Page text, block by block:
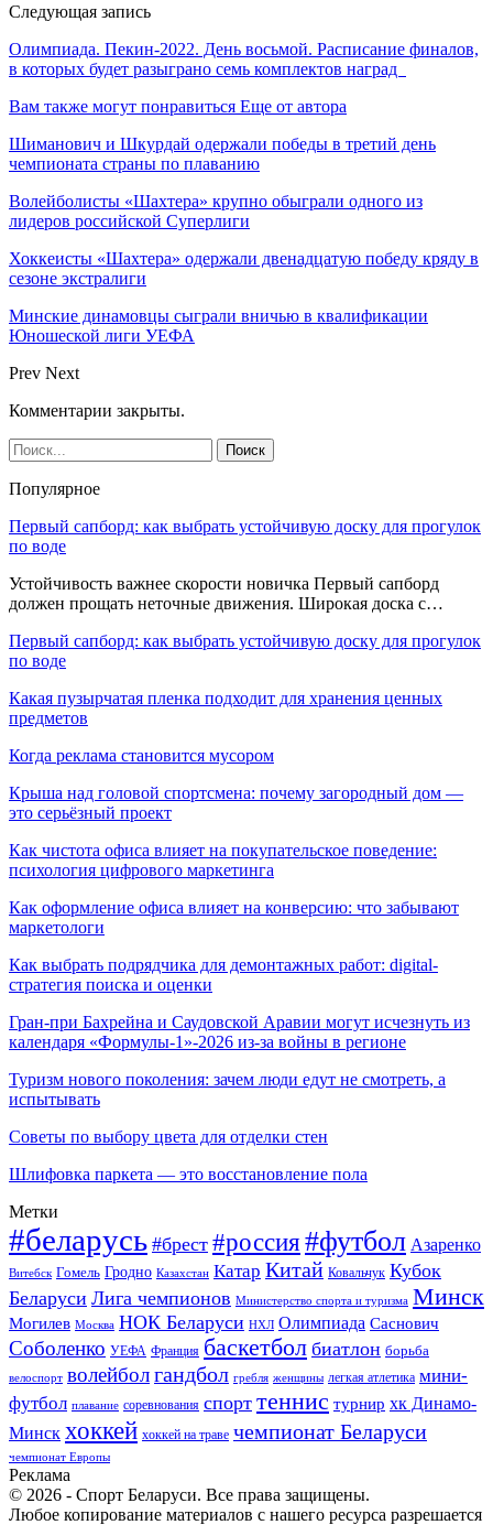
Следующая запись
Олимпиада. Пекин-2022. День восьмой. Расписание финалов,
в которых будет разыграно семь комплектов наград
Вам также могут понравиться Еще от автора
Шиманович и Шкурдай одержали победы в третий день
чемпионата страны по плаванию
Волейболисты «Шахтера» крупно обыграли одного из
лидеров российской Суперлиги
Хоккеисты «Шахтера» одержали двенадцатую победу кряду в
сезоне экстралиги
Минские динамовцы сыграли вничью в квалификации
Юношеской лиги УЕФА
Prev Next
Комментарии закрыты.
Популярное
Первый сапборд: как выбрать устойчивую доску для прогулок
по воде
Устойчивость важнее скорости новичка Первый сапборд
должен прощать неточные движения. Широкая доска с…
Первый сапборд: как выбрать устойчивую доску для прогулок
по воде
Какая пузырчатая пленка подходит для хранения ценных
предметов
Когда реклама становится мусором
Крыша над головой спортсмена: почему загородный дом —
это серьёзный проект
Как чистота офиса влияет на покупательское поведение:
психология цифрового маркетинга
Как оформление офиса влияет на конверсию: что забывают
маркетологи
Как выбрать подрядчика для демонтажных работ: digital-
стратегия поиска и оценки
Гран-при Бахрейна и Саудовской Аравии могут исчезнуть из
календаря «Формулы-1»-2026 из-за войны в регионе
Туризм нового поколения: зачем люди едут не смотреть, а
испытывать
Советы по выбору цвета для отделки стен
Шлифовка паркета — это восстановление пола
Метки
#беларусь #брест #россия#футбол Азаренко
Витебск Гомель Гродно Казахстан Катар Китай Ковальчук Кубок
Беларуси Лига чемпионов Министерство спорта и туризма Минск
Могилев Москва НОК Беларуси НХЛ Олимпиада Саснович
Соболенко УЕФА Франция баскетбол биатлон борьба
велоспорт волейболгандбол гребля женщины легкая атлетика мини-
футбол плавание соревнования спорт теннис турнир хк Динамо-
Минск хоккей хоккей на траве чемпионат Беларуси
чемпионат Европы
Реклама
© 2026 - Спорт Беларуси. Все права защищены.
Любое копирование материалов с нашего ресурса разрешается